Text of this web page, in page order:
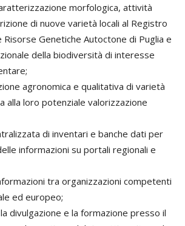
morfologica, attività
di nuove varietà locali al Registro
Risorse Genetiche Autoctone di Puglia e
della biodiversità di interesse
agronomica e qualitativa di varietà
alla loro potenziale valorizzazione
di inventari e banche dati per
informazioni su portali regionali e
tra organizzazioni competenti
ed europeo;
divulgazione e la formazione presso il